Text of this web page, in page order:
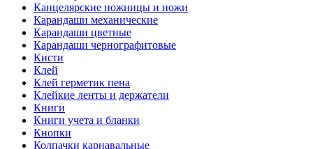
Канцелярские ножницы и ножи
Карандаши механические
Карандаши цветные
Карандаши чернографитовые
Кисти
Клей
Клей герметик пена
Клейкие ленты и держатели
Книги
Книги учета и бланки
Кнопки
Колпачки карнавальные